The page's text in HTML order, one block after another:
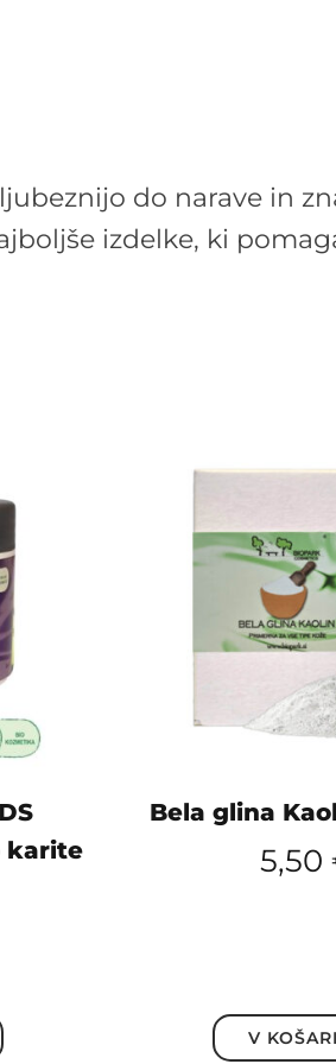
do narave in
izdelke, ki
karite
Bela glina
5,50
V